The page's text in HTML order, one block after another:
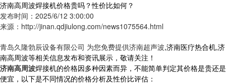
济南高周波焊接机价格贵吗？性价比如何？
发布时间：2025/6/12 3:00:00
来源：http://jinan.qdjiulong.com/news1075564.html
青岛久隆勃辰设备有限公司 为您免费提供济南超声波,济南医疗热合机,济
南高周波等相关信息发布和资讯展示，敬请关注！
济南高周波焊接机的价格因多种因素而异，不能简单判定其价格是贵还是
便宜，以下是不同情况的价格分析及性价比评估：